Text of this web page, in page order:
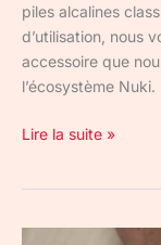
piles alcalines
d’utilisation, nous
accessoire que
l’écosystème Nuki.
Lire la suite »